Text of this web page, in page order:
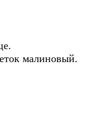
малиновый.